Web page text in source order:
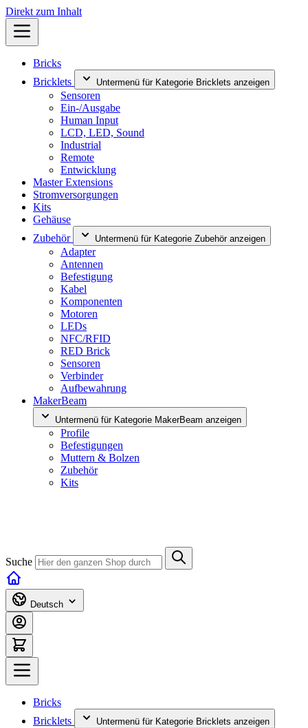
Direkt zum Inhalt
Bricks
Bricklets
Untermenü für Kategorie Bricklets anzeigen
Sensoren
Ein-/Ausgabe
Human Input
LCD, LED, Sound
Industrial
Remote
Entwicklung
Master Extensions
Stromversorgungen
Kits
Gehäuse
Zubehör
Untermenü für Kategorie Zubehör anzeigen
Adapter
Antennen
Befestigung
Kabel
Komponenten
Motoren
LEDs
NFC/RFID
RED Brick
Sensoren
Verbinder
Aufbewahrung
MakerBeam
Untermenü für Kategorie MakerBeam anzeigen
Profile
Befestigungen
Muttern & Bolzen
Zubehör
Kits
Suche
Deutsch
Bricks
Bricklets
Untermenü für Kategorie Bricklets anzeigen